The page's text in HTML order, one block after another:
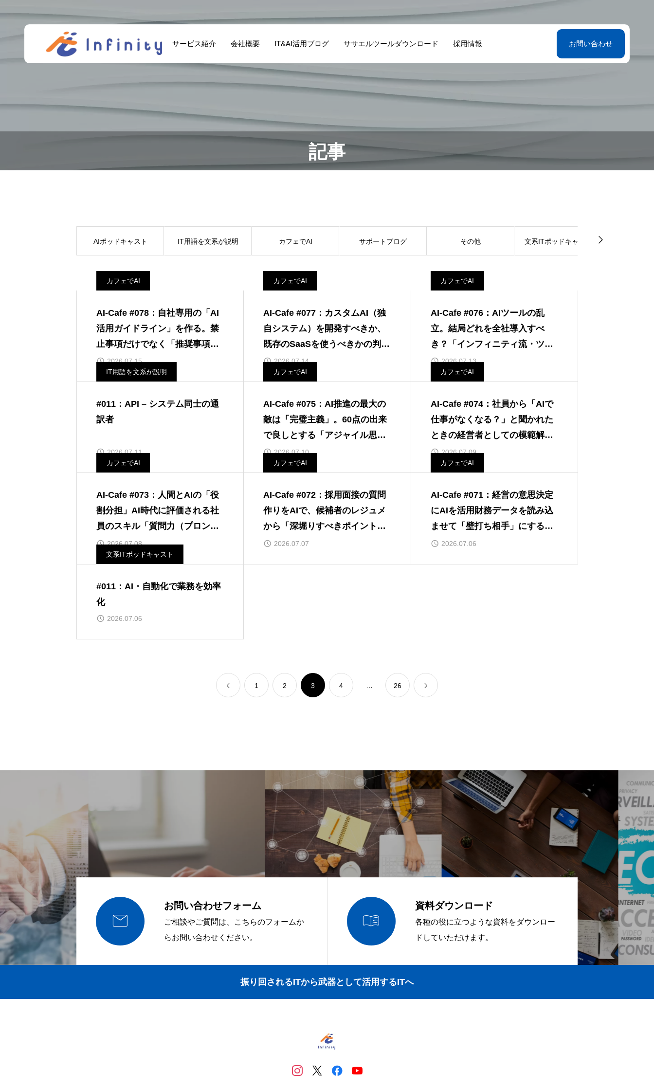
サービス紹介 会社概要 IT&AI活用ブログ ササエルツールダウンロード 採用情報 お問い合わせ
記事
AIポッドキャスト IT用語を文系が説明 カフェでAI サポートブログ その他 文系ITポッドキャスト
カフェでAI
AI-Cafe #078：自社専用の「AI
活用ガイドライン」を作る。禁
止事項だけでなく「推奨事項」
を明記するTIPS
2026.07.15
カフェでAI
AI-Cafe #077：カスタムAI（独
自システム）を開発すべきか、
既存のSaaSを使うべきかの判断
基準2026.07.14
カフェでAI
AI-Cafe #076：AIツールの乱
立。結局どれを全社導入すべ
き？「インフィニティ流・ツー
ル選定」のTIPS
2026.07.13
IT用語を文系が説明
#011：API – システム同士の通
訳者
2026.07.11
カフェでAI
AI-Cafe #075：AI推進の最大の
敵は「完璧主義」。60点の出来
で良しとする「アジャイル思
考」のTIPS
2026.07.10
カフェでAI
AI-Cafe #074：社員から「AIで
仕事がなくなる？」と聞かれた
ときの経営者としての模範解答
TIPS2026.07.09
カフェでAI
AI-Cafe #073：人間とAIの「役
割分担」AI時代に評価される社
員のスキル「質問力（プロンプ
ト力）」
2026.07.08
カフェでAI
AI-Cafe #072：採用面接の質問
作りをAIで、候補者のレジュメ
から「深堀りすべきポイント」
を抽出するTIPS
2026.07.07
カフェでAI
AI-Cafe #071：経営の意思決定
にAIを活用財務データを読み込
ませて「壁打ち相手」にする
TIPS2026.07.06
文系ITポッドキャスト
#011：AI・自動化で業務を効率
化
2026.07.06
1 2 3 4 26

お問い合わせフォーム
ご相談やご質問は、こちらのフォームか
らお問い合わせください。

資料ダウンロード
各種の役に立つような資料をダウンロー
ドしていただけます。
振り回されるITから武器として活用するITへ